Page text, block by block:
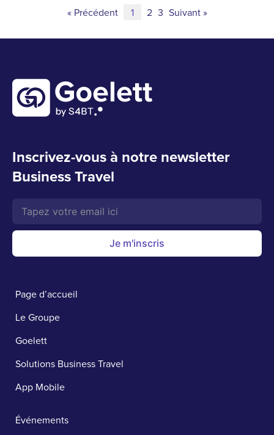
« Précédent 1 2 3 Suivant »
Inscrivez-vous à notre newsletter
Business Travel
Je m'inscris
Page d’accueil
Le Groupe
Goelett
Solutions Business Travel
App Mobile
Événements